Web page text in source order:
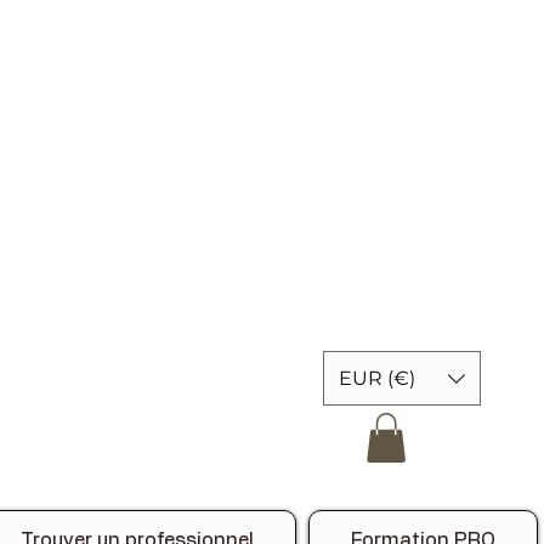
EUR (€)
Trouver un professionnel Formation PRO